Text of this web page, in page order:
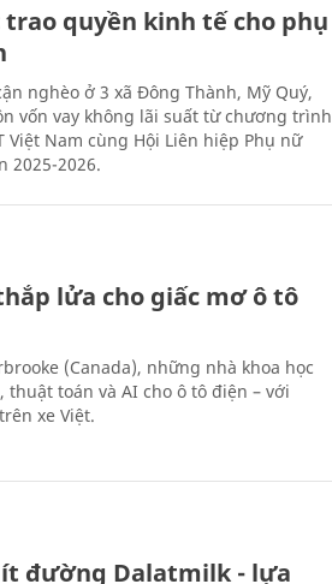
quyền kinh tế cho phụ
nghèo ở 3 xã Đông Thành, Mỹ Quý,
vốn vay không lãi suất từ chương trình
Việt Nam cùng Hội Liên hiệp Phụ nữ
2025-2026.
lửa cho giấc mơ ô tô
(Canada), những nhà khoa học
toán và AI cho ô tô điện – với
xe Việt.
đường Dalatmilk - lựa